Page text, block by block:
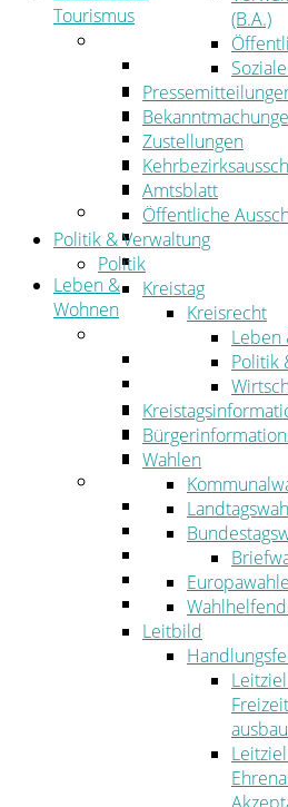
Tourismus
Gewerbeflächen
Mobilfunk &
Straßen- und
Landwirtschaft
Tourismus
Freizeit und
Veranstaltungen
Leben &
Wohnen
Migration
Schulen, Bildung,
Soziales
Gesundheit
Jugend, Familie
Bauen und Planen
Abfall
Umwelt
Ordnung
(B.A.)
Zustellungen
Amtsblatt
Öffentliche
Politik & Verwaltung
Politik
Kreistag
Kreisrecht
Leben
Politik
Wahlen
Leitbild